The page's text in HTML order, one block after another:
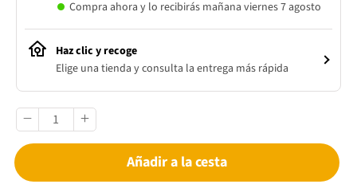
Compra ahora y lo recibirás mañana viernes 7 agosto
Haz clic y recoge
Elige una tienda y consulta la entrega más rápida
Añadir a la cesta